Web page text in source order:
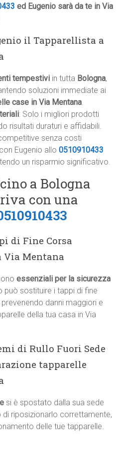
ed Eugenio sarà da te in Via
il Tapparellista a
tempestivi in tutta Bologna,
soluzioni immediate ai
case in Via Mentana.
: Solo i migliori prodotti
risultati duraturi e affidabili.
senza costi
Eugenio allo0510910433
un risparmio significativo.
a Bologna
con una
di Fine Corsa
Via Mentana
essenziali per la sicurezza
può sostituire i tappi di fine
danni maggiori e
della tua casa in Via
di Rullo Fuori Sede
tapparelle
si è spostato dalla sua sede
di riposizionarlo correttamente,
delle tue tapparelle.